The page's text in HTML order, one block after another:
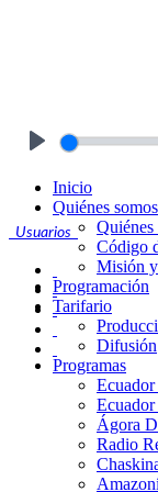
Usuarios
Inicio
Quiénes somos
Quiénes
Código
Misión
Programación
Tarifario
Difusión
Programas
Ecuador
Ecuador
Ágora
Radio